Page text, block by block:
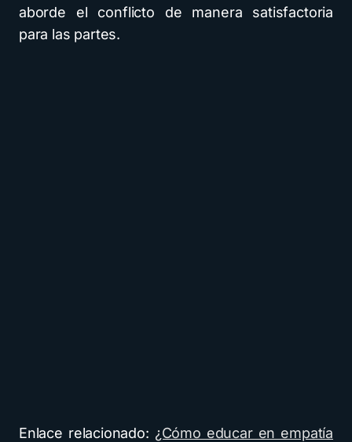
aborde el conflicto de manera satisfactoria
para las partes.
Enlace relacionado: ¿Cómo educar en empatía